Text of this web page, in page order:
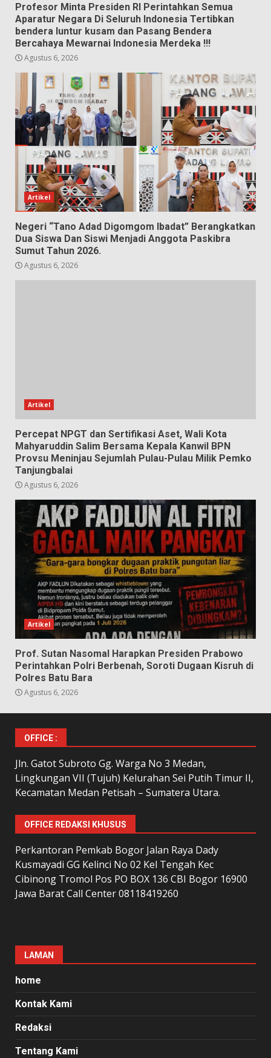
Profesor Minta Presiden RI Perintahkan Semua
Aparatur Negara Di Seluruh Indonesia Tertibkan
bendera luntur kusam dan Pasang Bendera
Bercahaya Mewarnai Indonesia Merdeka !!!
Agustus 6, 2026
Artikel
Negeri “Tano Adad Digomgom Ibadat” Berangkatkan
Dua Siswa Dan Siswi Menjadi Anggota Paskibra
Sumut Tahun 2026.
Agustus 6, 2026
Artikel
Percepat NPGT dan Sertifikasi Aset, Wali Kota
Mahyaruddin Salim Bersama Kepala Kanwil BPN
Provsu Meninjau Sejumlah Pulau-Pulau Milik Pemko
Tanjungbalai
Agustus 6, 2026
Artikel
Prof. Sutan Nasomal Harapkan Presiden Prabowo
Perintahkan Polri Berbenah, Soroti Dugaan Kisruh di
Polres Batu Bara
Agustus 6, 2026
OFFICE :
Jln. Gatot Subroto Gg. Warga No 3 Medan,
Lingkungan VII (Tujuh) Kelurahan Sei Putih Timur II,
Kecamatan Medan Petisah – Sumatera Utara.
OFFICE REDAKSI KHUSUS
Perkantoran Pemkab Bogor Jalan Raya Dady
Kusmayadi GG Kelinci No 02 Kel Tengah Kec
Cibinong Tromol Pos PO BOX 136 CBI Bogor 16900
Jawa Barat Call Center 08118419260
LAMAN
home
Kontak Kami
Redaksi
Tentang Kami